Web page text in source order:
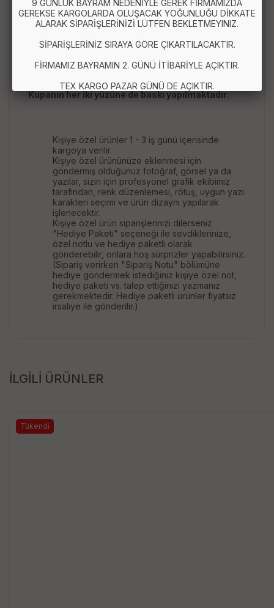
NOT : Siparişi verdikten sonra mesaj atarak kupa
üzerine yazılacak bilgileri iletmeniz
gerekmektedir. Size verilecek olan email adresine
mail yoluyla fotoğraflarınızı gönderebilirsiniz.
Kupanın her iki yüzüne de baskı yapılmaktadır.
Kişiye özel ürünler 1 - 3 iş günü içerisinde
kargoya verilir.
Kişiye özel ürününüze eklenmesi için
göndermiş olduğunuz fotoğraf, görsel ya da
yazılar, sizin için profesyonel grafik ekibimiz
tarafından, renk düzenlemesi, rötuş, uygun yazı
karakteri seçimi ve ürün dizaynı yapılarak
işlenecektir.
Kişiye özel ürün siparişlerinizi dilerseniz
"Hediye Paketi" seçeneği ile sevdiklerinize,
özel notlu ve hediye paketli olarak
gönderebilir, onlara hoş sürprizler yapabilirsiniz.
(Sipariş verirken "Sipariş Notu" bölümüne
hediye göndermek istediğiniz kişiye özel not,
hediye paketi vs. talep ettiğinizi yazmanız
gerekmektedir. Hediye paketli ürünler fiyatsız
irsaliye ile gönderilir.)
İLGİLİ ÜRÜNLER
Tükendi
9 GÜNLÜK BAYRAM NEDENİYLE GEREK FİRMAMIZDA
GEREKSE KARGOLARDA OLUŞACAK YOĞUNLUĞU DİKKATE
ALARAK SİPARİŞLERİNİZİ LÜTFEN BEKLETMEYINIZ.
SİPARİŞLERİNİZ SIRAYA GÖRE ÇIKARTILACAKTIR.
FİRMAMIZ BAYRAMIN 2. GÜNÜ İTİBARİYLE AÇIKTIR.
TEX KARGO PAZAR GÜNÜ DE AÇIKTIR.